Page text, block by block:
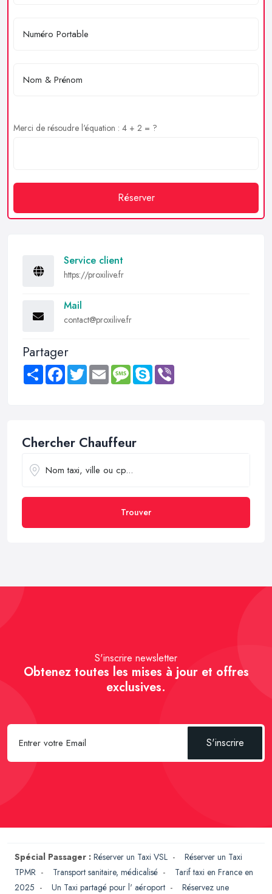
Merci de résoudre l'équation : 4 + 2 = ?
Réserver
Service client
https://proxilive.fr
Mail
contact@proxilive.fr
Partager
Share FacebookTwitter Email MessageSkype
Chercher Chauffeur
Trouver
S'inscrire newsletter
Obtenez toutes les mises à jour et offres
exclusives.
S'inscrire
Spécial Passager : Réserver un Taxi VSL - Réserver un Taxi
TPMR - Transport sanitaire, médicalisé - Tarif taxi en France en
2025 - Un Taxi partagé pour l' aéroport - Réservez une